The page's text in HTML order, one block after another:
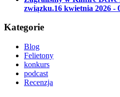
związku.16 kwietnia 2026 -
Kategorie
Blog
Felietony
konkurs
podcast
Recenzja